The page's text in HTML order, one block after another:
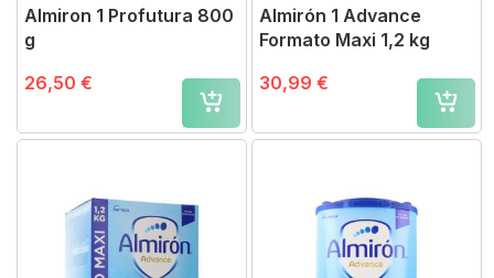
Almiron 1 Profutura 800
g
26,50 €
Almirón 1 Advance
Formato Maxi 1,2 kg
30,99 €